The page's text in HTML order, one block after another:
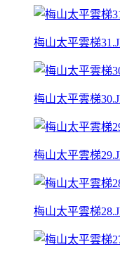
梅山太平雲梯
梅山太平雲梯
梅山太平雲梯
梅山太平雲梯